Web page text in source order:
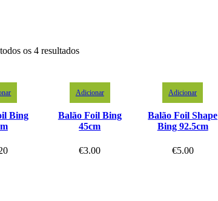
os 4 resultados
Bing
Adicionar
Balão Foil Bing
45cm
€3.00
Adicionar
Balão Foil Shape
Bing 92.5cm
€5.00